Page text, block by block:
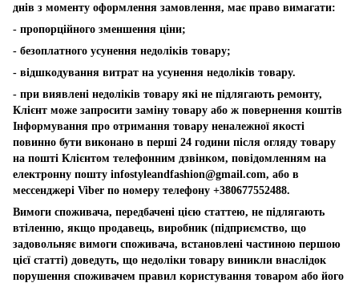
днів з моменту оформлення замовлення, має право вимагати:
- пропорційного зменшення ціни;
- безоплатного усунення недоліків товару;
- відшкодування витрат на усунення недоліків товару.
- при виявлені недоліків товару які не підлягають ремонту,
Клієнт може запросити заміну товару або ж повернення коштів
Інформування про отримання товару неналежної якості
повинно бути виконано в перші 24 години після огляду товару
на пошті Клієнтом телефонним дзвінком, повідомленням на
електронну пошту infostyleandfashion@gmail.com, або в
мессенджері Viber по номеру телефону +380677552488.
Вимоги споживача, передбачені цією статтею, не підлягають
втіленню, якщо продавець, виробник (підприємство, що
задовольняє вимоги споживача, встановлені частиною першою
цієї статті) доведуть, що недоліки товару виникли внаслідок
порушення споживачем правил користування товаром або його